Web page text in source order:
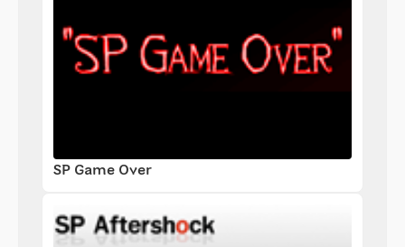
SP Game Over